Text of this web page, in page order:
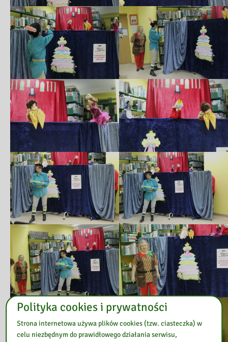
Polityka cookies i prywatności
Strona internetowa używa plików cookies (tzw. ciasteczka) w
celu niezbędnym do prawidłowego działania serwisu,